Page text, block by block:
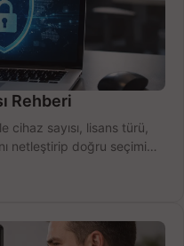
Rehberi
cihaz sayısı, lisans türü,
netleştirip doğru seçimi